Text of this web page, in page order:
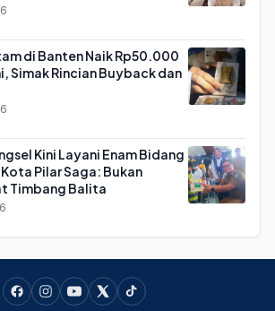
di Banten Naik Rp50.000
Simak Rincian Buyback dan
Kini Layani Enam Bidang
Kota Pilar Saga: Bukan
Timbang Balita